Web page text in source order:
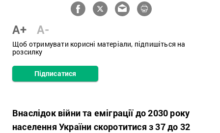
A+ A-
Щоб отримувати корисні матеріали, підпишіться на
розсилку
Підписатися
Внаслідок війни та еміграції до 2030 року
населення України скоротитися з 37 до 32